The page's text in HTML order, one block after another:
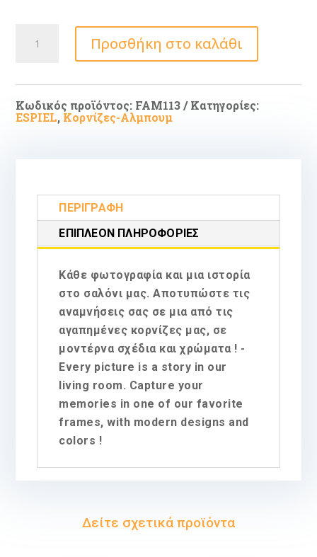
Μεταλ
Προσθήκη στο καλάθι
Κωδικός προϊόντος: FAM113
Κατηγορίες:
ESPIEL, Κορνίζες-Αλμπουμ
ΠΕΡΙΓΡΑΦΉ
ΕΠΙΠΛΈΟΝ ΠΛΗΡΟΦΟΡΊΕΣ
Κάθε φωτογραφία και μια ιστορία
στο σαλόνι μας. Αποτυπώστε τις
αναμνήσεις σας σε μια από τις
αγαπημένες κορνίζες μας, σε
μοντέρνα σχέδια και χρώματα ! -
Every picture is a story in our
living room. Capture your
memories in one of our favorite
frames, with modern designs and
colors !
Δείτε σχετικά προϊόντα